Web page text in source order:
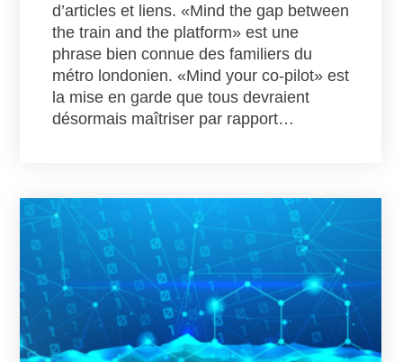
d’articles et liens. «Mind the gap between
the train and the platform» est une
phrase bien connue des familiers du
métro londonien. «Mind your co-pilot» est
la mise en garde que tous devraient
désormais maîtriser par rapport…